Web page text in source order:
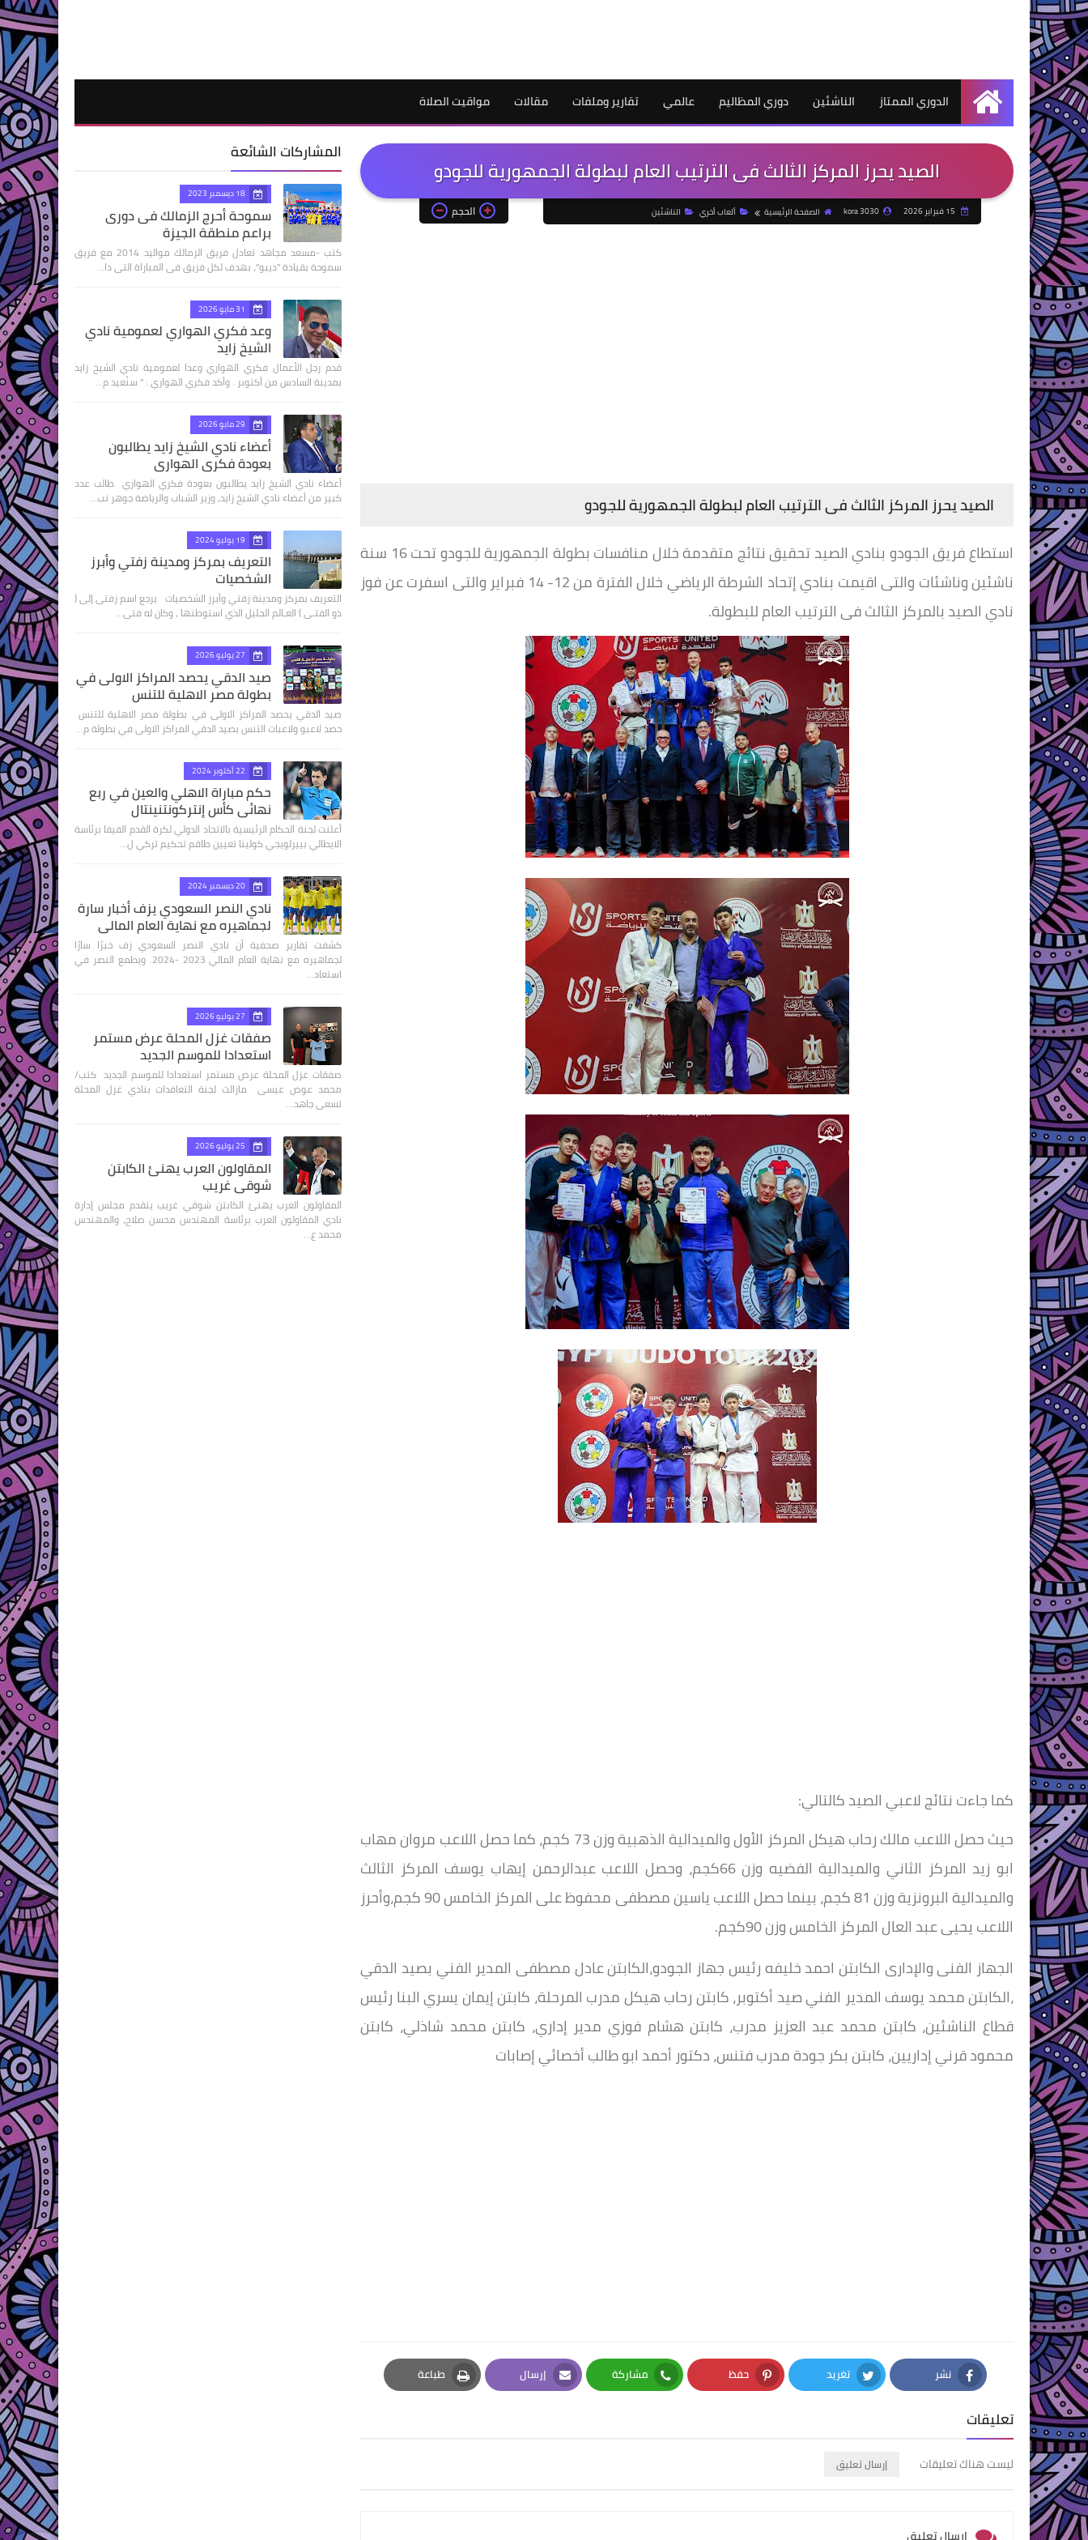
الرئيسية
الدوري الممتاز الناشئين دوري المظاليم عالمي تقارير وملفات مقالات مواقيت الصلاة
الصيد يحرز المركز الثالث فى الترتيب العام لبطولة الجمهورية للجودو
kora 3030 الصفحة الرئيسية ألعاب أخري الناشئين الحجم
الصيد يحرز المركز الثالث فى الترتيب العام لبطولة الجمهورية للجودو
استطاع فريق الجودو بنادي الصيد تحقيق نتائج متقدمة خلال منافسات بطولة الجمهورية للجودو تحت 16 سنة
ناشئين وناشئات والتى اقيمت بنادي إتحاد الشرطة الرياضي خلال الفترة من 12- 14 فبراير والتى اسفرت عن فوز
نادي الصيد بالمركز الثالث فى الترتيب العام للبطولة.
كما جاءت نتائج لاعبي الصيد كالتالي:
حيث حصل اللاعب مالك رحاب هيكل المركز الأول والميدالية الذهبية وزن 73 كجم، كما حصل اللاعب مروان مهاب
ابو زيد المركز الثاني والميدالية الفضيه وزن 66كجم، وحصل اللاعب عبدالرحمن إيهاب يوسف المركز الثالث
والميدالية البرونزية وزن 81 كجم، بينما حصل اللاعب ياسين مصطفى محفوظ على المركز الخامس 90 كجم،وأحرز
اللاعب يحيى عبد العال المركز الخامس وزن 90كجم.
الجهاز الفنى والإدارى الكابتن احمد خليفه رئيس جهاز الجودو،الكابتن عادل مصطفى المدير الفني بصيد الدقي
،الكابتن محمد يوسف المدير الفني صيد أكتوبر، كابتن رحاب هيكل مدرب المرحلة، كابتن إيمان يسري البنا رئيس
قطاع الناشئين، كابتن محمد عبد العزيز مدرب، كابتن هشام فوزي مدير إداري، كابتن محمد شاذلي، كابتن
محمود قرني إداريين، كابتن بكر جودة مدرب فتنس، دكتور أحمد ابو طالب أخصائي إصابات
نشر
Facebook
تغريد
Twitter
حفظ
Pinterest
مشاركة
Whatsapp
إرسال
Email
طباعة
Print
تعليقات
ليست هناك تعليقات إرسال تعليق
المشاركات الشائعة
18 ديسمبر 2023
سموحة أحرج الزمالك فى دورى
براعم منطقة الجيزة
كتب -مسعد مجاهد تعادل فريق الزمالك مواليد 2014 مع فريق
سموحة بقيادة "ديبو"، بهدف لكل فريق فى المباراة التى دا…
31 مايو 2026
وعد فكري الهواري لعمومية نادي
الشيخ زايد
قدم رجل الأعمال فكري الهواري وعدا لعمومية نادي الشيخ زايد
بمدينة السادس من أكتوبر . وأكد فكري الهواري : " سنُعيد م…
29 مايو 2026
أعضاء نادي الشيخ زايد يطالبون
بعودة فكري الهواري
أعضاء نادي الشيخ زايد يطالبون بعودة فكري الهواري طالب عدد
كبير من أعضاء نادي الشيخ زايد، وزير الشباب والرياضة جوهر نب…
19 يوليو 2024
التعريف بمركز ومدينة زفتي وأبرز
الشخصيات
التعريف بمركز ومدينة زفتي وأبرز الشخصيات يرجع اسم زفتى إلى (
ذو الفتـى ) العـالم الجليل الذي استوطنها ، وكان له فتى…
27 يوليو 2026
صيد الدقي يحصد المراكز الاولى في
بطولة مصر الاهلية للتنس
صيد الدقي يحصد المراكز الاولى في بطولة مصر الاهلية للتنس
حصد لاعبو ولاعبات التنس بصيد الدقي المراكز الاولى في بطولة م…
22 أكتوبر 2024
حكم مباراة الاهلي والعين في ربع
نهائى كأس إنتركونتنينتال
أعلنت لجنة الحكام الرئيسية بالاتحاد الدولي لكرة القدم الفيفا برئاسة
الايطالي بييرلويجي كولينا تعيين طاقم تحكيم تركي ل…
20 ديسمبر 2024
نادي النصر السعودي يزف أخبار سارة
لجماهيره مع نهاية العام المالي
كشفت تقارير صحفية أن نادي النصر السعودي زف خبرًا سارًا
لجماهيره مع نهاية العام المالي 2023 -2024. ويطمع النصر في
استعاد…
27 يوليو 2026
صفقات غزل المحلة عرض مستمر
استعدادا للموسم الجديد
صفقات غزل المحلة عرض مستمر استعدادا للموسم الجديد كتب/
محمد عوض عيسى مازالت لجنة التعاقدات بنادي غزل المحلة
تسعى جاهد…
25 يوليو 2026
المقاولون العرب يهنئ الكابتن
شوقي غريب
المقاولون العرب يهنئ الكابتن شوقي غريب يتقدم مجلس إدارة
نادي المقاولون العرب برئاسة المهندس محسن صلاح، والمهندس
محمد ع…